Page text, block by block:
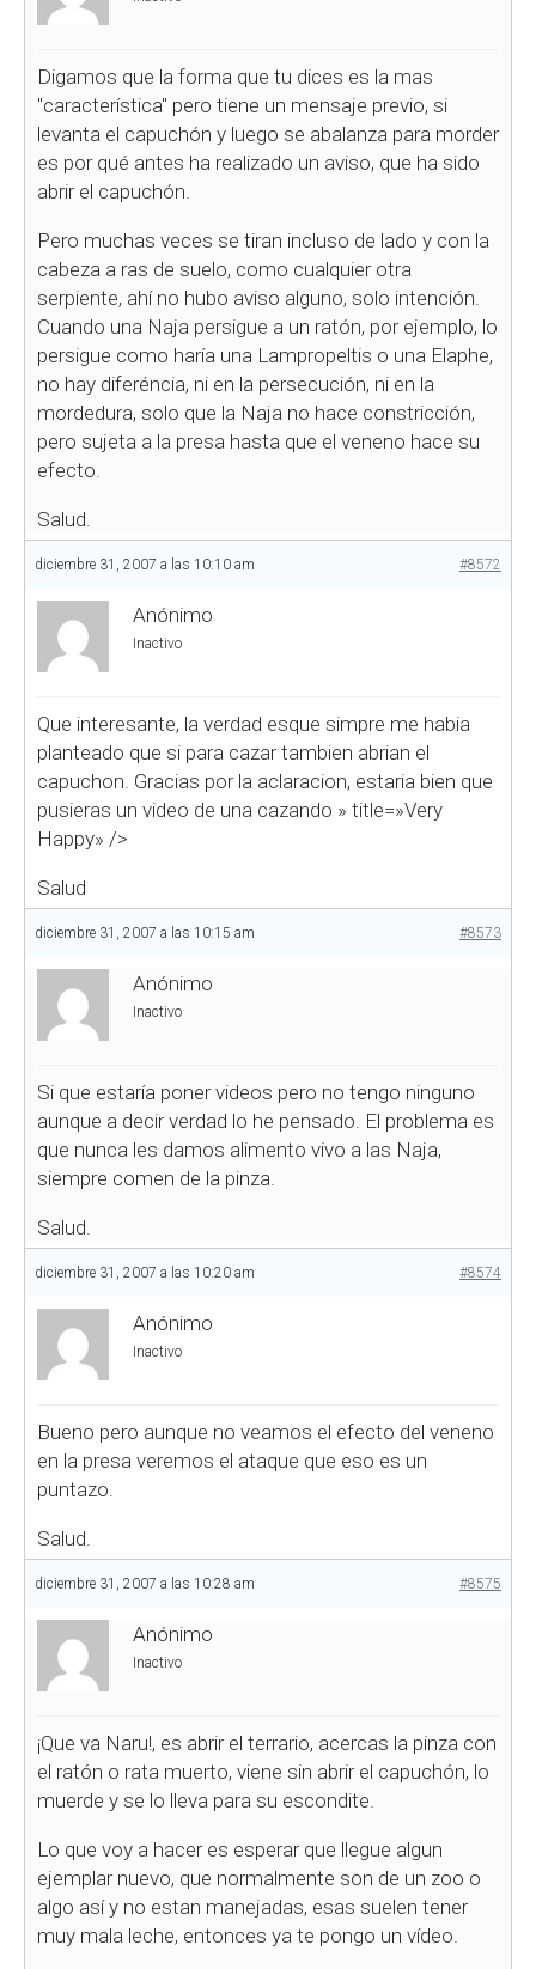
Digamos que la forma que tu dices es la mas
"característica" pero tiene un mensaje previo, si
levanta el capuchón y luego se abalanza para morder
es por qué antes ha realizado un aviso, que ha sido
abrir el capuchón.
Pero muchas veces se tiran incluso de lado y con la
cabeza a ras de suelo, como cualquier otra
serpiente, ahí no hubo aviso alguno, solo intención.
Cuando una Naja persigue a un ratón, por ejemplo, lo
persigue como haría una Lampropeltis o una Elaphe,
no hay diferéncia, ni en la persecución, ni en la
mordedura, solo que la Naja no hace constricción,
pero sujeta a la presa hasta que el veneno hace su
efecto.
Salud.
diciembre 31, 2007 a las 10:10 am #8572
Anónimo
Inactivo
Que interesante, la verdad esque simpre me habia
planteado que si para cazar tambien abrian el
capuchon. Gracias por la aclaracion, estaria bien que
pusieras un video de una cazando » title=»Very
Happy» />
Salud
diciembre 31, 2007 a las 10:15 am #8573
Anónimo
Inactivo
Si que estaría poner videos pero no tengo ninguno
aunque a decir verdad lo he pensado. El problema es
que nunca les damos alimento vivo a las Naja,
siempre comen de la pinza.
Salud.
diciembre 31, 2007 a las 10:20 am #8574
Anónimo
Inactivo
Bueno pero aunque no veamos el efecto del veneno
en la presa veremos el ataque que eso es un
puntazo.
Salud.
diciembre 31, 2007 a las 10:28 am #8575
Anónimo
Inactivo
¡Que va Naru!, es abrir el terrario, acercas la pinza con
el ratón o rata muerto, viene sin abrir el capuchón, lo
muerde y se lo lleva para su escondite.
Lo que voy a hacer es esperar que llegue algun
ejemplar nuevo, que normalmente son de un zoo o
algo así y no estan manejadas, esas suelen tener
muy mala leche, entonces ya te pongo un vídeo.